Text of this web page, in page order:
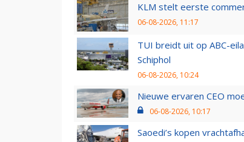
KLM stelt eerste
06-08-2026, 11:17
TUI breidt uit op ABC-
Schiphol
06-08-2026, 10:24
Nieuwe ervaren CEO
06-08-2026, 10:17
Saoedi’s kopen